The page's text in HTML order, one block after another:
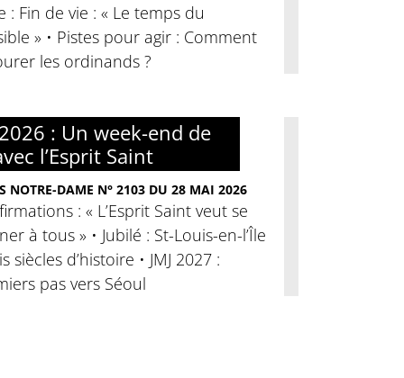
: Fin de vie : « Le temps du
» • Pistes pour agir : Comment
les ordinands ?
: Un week-end de
l’Esprit Saint
NOTRE-DAME N° 2103 DU 28 MAI 2026
: « L’Esprit Saint veut se
à tous » • Jubilé : St-Louis-en-l’Île
siècles d’histoire • JMJ 2027 :
pas vers Séoul